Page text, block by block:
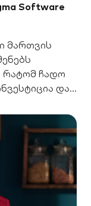
Software
მართვის
რატომ ჩადო
და